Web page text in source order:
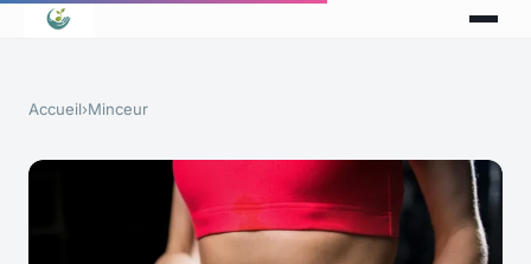
Accueil›Minceur